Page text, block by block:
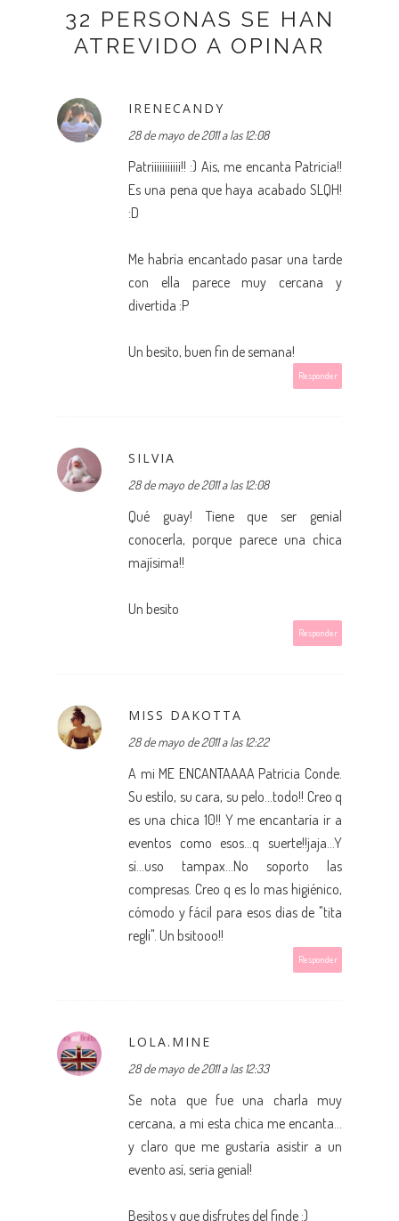
32 PERSONAS SE HAN
ATREVIDO A OPINAR
IRENECANDY
28 de mayo de 2011 a las 12:08
Patriiiiiiiiiii!! :) Ais, me encanta Patricia!!
Es una pena que haya acabado SLQH!
:D
Me habría encantado pasar una tarde
con ella parece muy cercana y
divertida :P
Un besito, buen fin de semana!
Responder
SILVIA
28 de mayo de 2011 a las 12:08
Qué guay! Tiene que ser genial
conocerla, porque parece una chica
majísima!!
Un besito
Responder
MISS DAKOTTA
28 de mayo de 2011 a las 12:22
A mi ME ENCANTAAAA Patricia Conde.
Su estilo, su cara, su pelo...todo!! Creo q
es una chica 10!! Y me encantaría ir a
eventos como esos...q suerte!!jaja...Y
sí...uso tampax...No soporto las
compresas. Creo q es lo mas higiénico,
cómodo y fácil para esos dias de "tita
regli". Un bsitooo!!
Responder
LOLA.MINE
28 de mayo de 2011 a las 12:33
Se nota que fue una charla muy
cercana, a mi esta chica me encanta...
y claro que me gustaría asistir a un
evento así, seria genial!
Besitos y que disfrutes del finde :)